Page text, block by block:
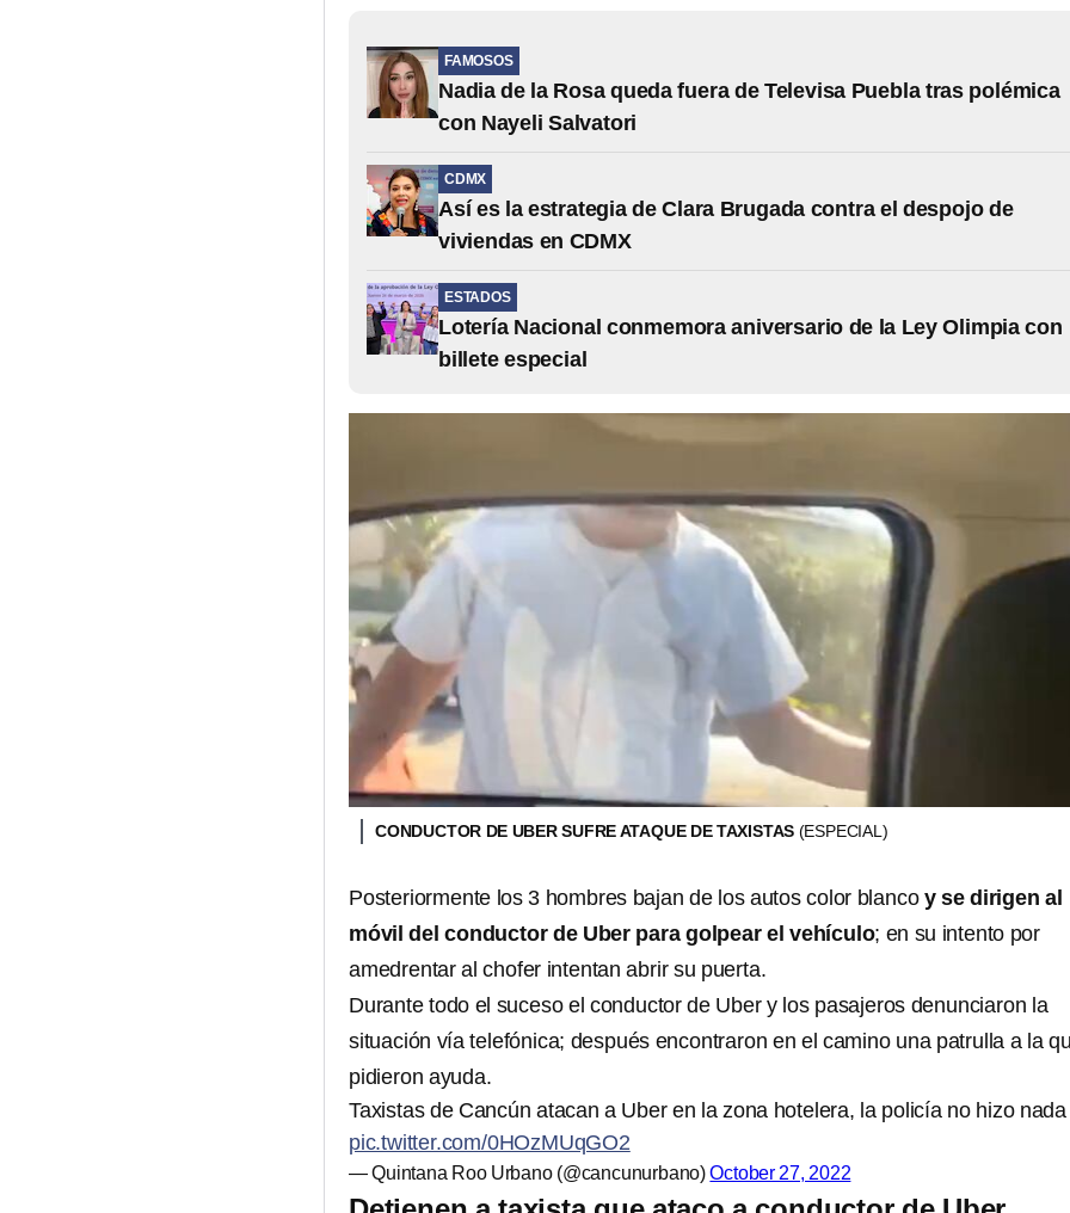
FAMOSOS
Nadia de la Rosa queda fuera de Televisa Puebla tras polémica
con Nayeli Salvatori
CDMX
Así es la estrategia de Clara Brugada contra el despojo de
viviendas en CDMX
ESTADOS
Lotería Nacional conmemora aniversario de la Ley Olimpia con
billete especial
CONDUCTOR DE UBER SUFRE ATAQUE DE TAXISTAS (ESPECIAL)
Posteriormente los 3 hombres bajan de los autos color blancoy se dirigen al
móvil del conductor de Uber para golpear el vehículo; en su intento por
amedrentar al chofer intentan abrir su puerta.
Durante todo el suceso el conductor de Uber y los pasajeros denunciaron la
situación vía telefónica; después encontraron en el camino una patrulla a la
pidieron ayuda.
Taxistas de Cancún atacan a Uber en la zona hotelera, la policía no hizo nada
pic.twitter.com/0HOzMUqGO2
— Quintana Roo Urbano (@cancunurbano)October 27, 2022